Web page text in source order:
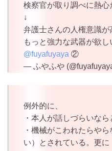
検察官が取り調べに熱心
↓
弁護士さんの人権意識
もっと強力な武器が欲し
@fuyafuyaya ②
— ふやふや
例外的に、
・本人が話しづらいな
・機械がこわれたらや
い）とされている。更に